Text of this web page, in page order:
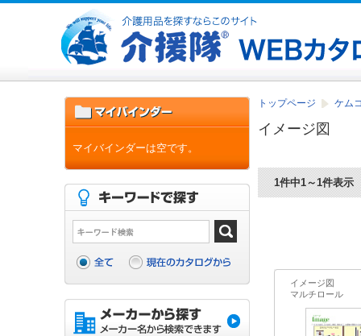
トップページ ケム
イメージ図
1件中1～1件表示
イメージ図
マルチロール
マイバインダーは空です。